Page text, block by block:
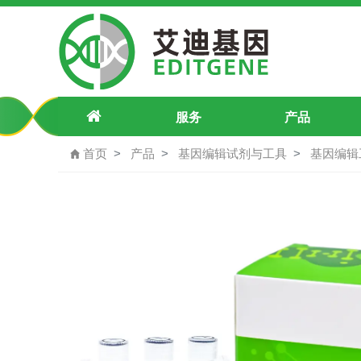
pU6-CD14-g. A528C-sgRNA2-Puro
服务 产品
首页 产品 基因编辑试剂与工具 基因编